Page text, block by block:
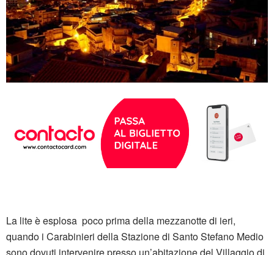
La lite è esplosa poco prima della mezzanotte di ieri,
quando i Carabinieri della Stazione di Santo Stefano Medio